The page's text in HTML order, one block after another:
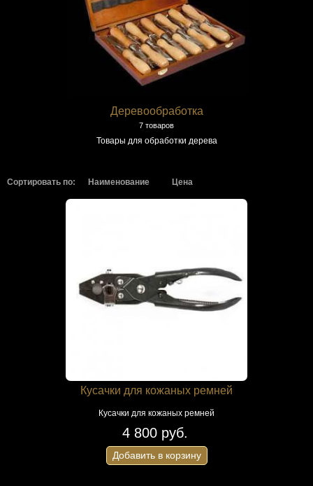
Деревообработка
7 товаров
Товары для обработки дерева
Сортировать по: Наименование Цена
Кусачки для кожаных ремней
Кусачки для кожаных ремней
4 800 руб.
Добавить в корзину